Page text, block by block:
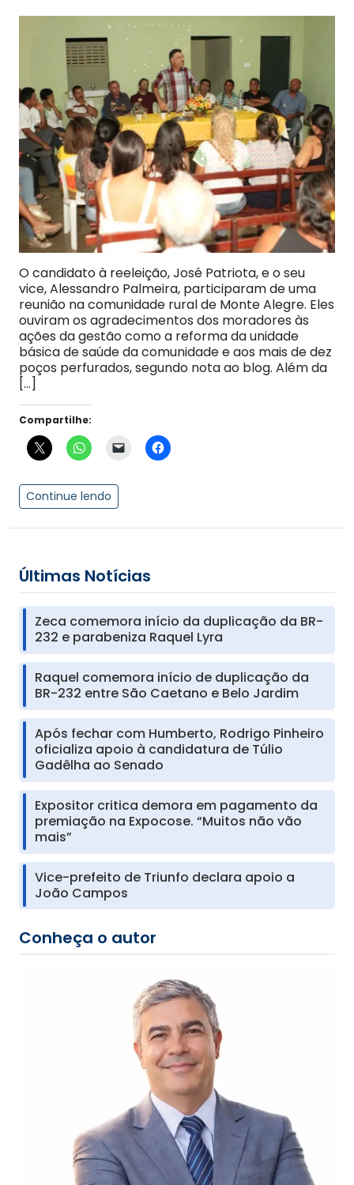
O candidato à reeleição, José Patriota, e o seu
vice, Alessandro Palmeira, participaram de uma
reunião na comunidade rural de Monte Alegre. Eles
ouviram os agradecimentos dos moradores às
ações da gestão como a reforma da unidade
básica de saúde da comunidade e aos mais de dez
poços perfurados, segundo nota ao blog. Além da
[…]
Compartilhe:
Continue lendo
Últimas Notícias
Zeca comemora início da duplicação da BR-
232 e parabeniza Raquel Lyra
Raquel comemora início de duplicação da
BR-232 entre São Caetano e Belo Jardim
Após fechar com Humberto, Rodrigo Pinheiro
oficializa apoio à candidatura de Túlio
Gadêlha ao Senado
Expositor critica demora em pagamento da
premiação na Expocose. “Muitos não vão
mais”
Vice-prefeito de Triunfo declara apoio a
João Campos
Conheça o autor